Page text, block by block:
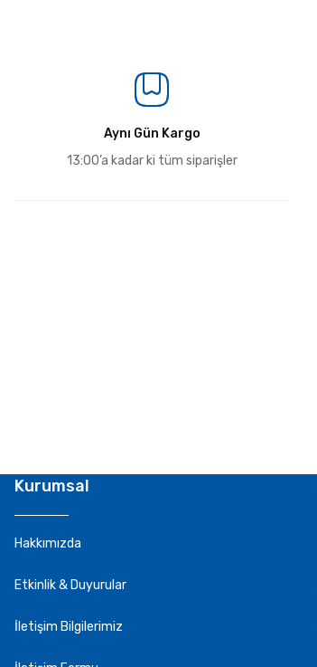
Aynı Gün Kargo
13:00’a kadar ki tüm siparişler
Kurumsal
Hakkımızda
Etkinlik & Duyurular
İletişim Bilgilerimiz